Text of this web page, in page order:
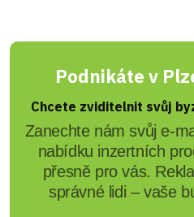
Podnikáte v
Chcete zviditelnit svůj
Zanechte nám svůj e-
nabídku inzertních
přesně pro vás.
správné lidi – vaše